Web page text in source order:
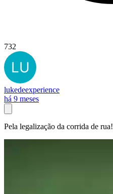
732
lukedeexperience
há 9 meses
Pela legalização da corrida de rua!